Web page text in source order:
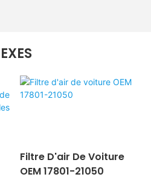
Filtre D'air De Voiture
OEM 17801-21050